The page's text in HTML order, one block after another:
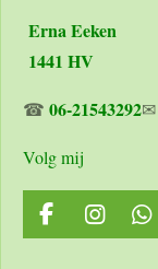
Erna
1441
☎ 06-21543292✉
Volg mij
F
a
I
n
W
h